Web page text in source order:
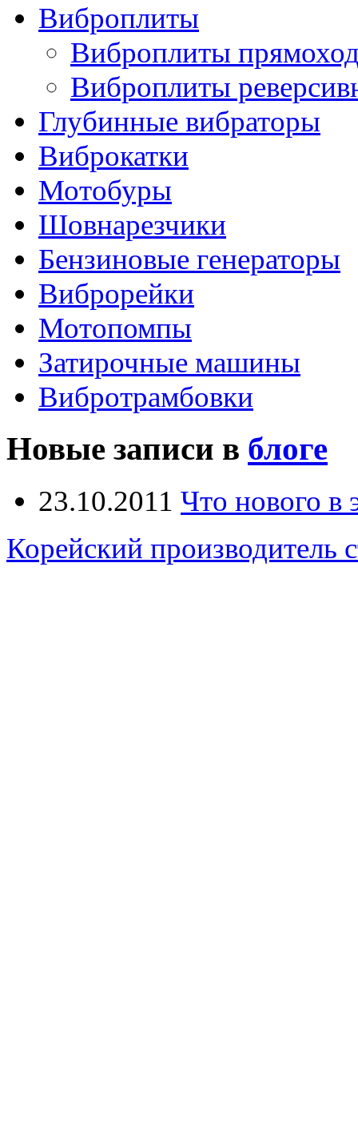
Виброплиты
Виброплиты
Виброплиты
Глубинные вибраторы
Виброкатки
Мотобуры
Шовнарезчики
Бензиновые генераторы
Виброрейки
Мотопомпы
Затирочные машины
Вибротрамбовки
Новые записи в блоге
23.10.2011 Что нового в
Корейский производитель